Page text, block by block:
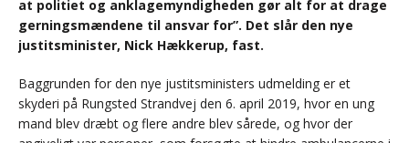
at politiet og anklagemyndigheden gør alt for at drage
gerningsmændene til ansvar for”. Det slår den nye
justitsminister, Nick Hækkerup, fast.
Baggrunden for den nye justitsministers udmelding er et
skyderi på Rungsted Strandvej den 6. april 2019, hvor en ung
mand blev dræbt og flere andre blev sårede, og hvor der